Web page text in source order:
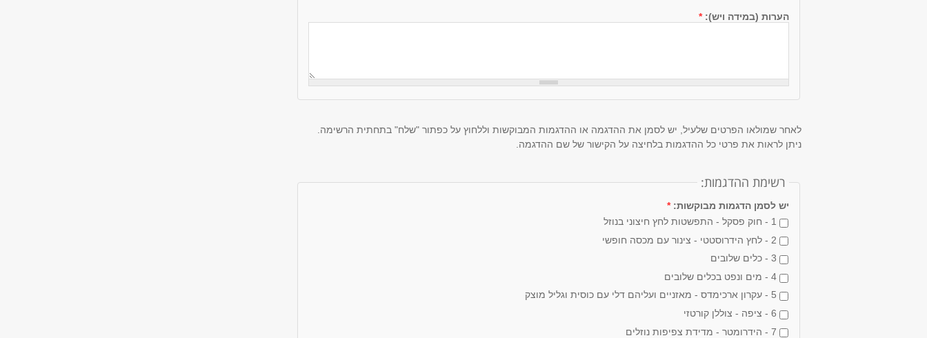
הערות (במידה ויש):*
לאחר שמולאו הפרטים שלעיל, יש לסמן את ההדגמה או ההדגמות המבוקשות וללחוץ על כפתור "שלח" בתחתית הרשימה.
ניתן לראות את פרטי כל ההדגמות בלחיצה על הקישור של שם ההדגמה.
רשימת ההדגמות:
יש לסמן הדגמות מבוקשות:*
1 - חוק פסקל - התפשטות לחץ חיצוני בנוזל
2 - לחץ הידרוסטטי - צינור עם מכסה חופשי
3 - כלים שלובים
4 - מים ונפט בכלים שלובים
5 - עקרון ארכימדס - מאזניים ועליהם דלי עם כוסית וגליל מוצק
6 - ציפה - צוללן קורטזי
7 - הידרומטר - מדידת צפיפות נוזלים